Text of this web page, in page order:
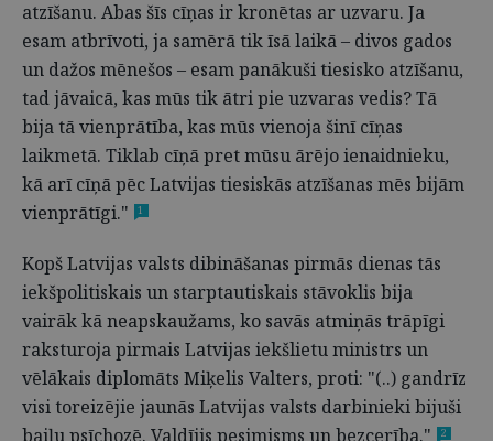
atzīšanu. Abas šīs cīņas ir kronētas ar uzvaru. Ja
esam atbrīvoti, ja samērā tik īsā laikā – divos gados
un dažos mēnešos – esam panākuši tiesisko atzīšanu,
tad jāvaicā, kas mūs tik ātri pie uzvaras vedis? Tā
bija tā vienprātība, kas mūs vienoja šinī cīņas
laikmetā. Tiklab cīņā pret mūsu ārējo ienaidnieku,
kā arī cīņā pēc Latvijas tiesiskās atzīšanas mēs bijām
vienprātīgi."
1
Kopš Latvijas valsts dibināšanas pirmās dienas tās
iekšpolitiskais un starptautiskais stāvoklis bija
vairāk kā neapskaužams, ko savās atmiņās trāpīgi
raksturoja pirmais Latvijas iekšlietu ministrs un
vēlākais diplomāts Miķelis Valters, proti: "(..) gandrīz
visi toreizējie jaunās Latvijas valsts darbinieki bijuši
baiļu psīchozē. Valdījis pesimisms un bezcerība."
2